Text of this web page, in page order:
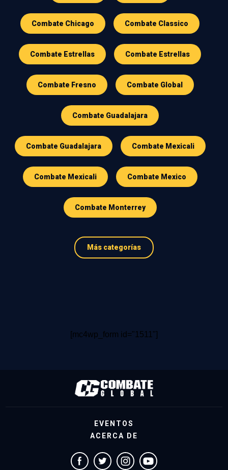
Combate Chicago Combate Classico
Combate Estrellas Combate Estrellas
Combate Fresno Combate Global
Combate Guadalajara
Combate Guadalajara Combate Mexicali
Combate Mexicali Combate Mexico
Combate Monterrey
Más categorías
[mc4wp_form id="1511"]
EVENTOS
ACERCA DE